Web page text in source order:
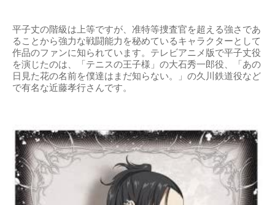
平子丈の階級は上等ですが、准特等捜査官を超える強さであ
ることから強力な戦闘能力を秘めているキャラクターとして
作品のファンに知られています。テレビアニメ版で平子丈役
を演じたのは、「テニスの王子様」の大石秀一郎役、「あの
日見た花の名前を僕達はまだ知らない。」の久川鉄道役など
で有名な近藤孝行さんです。